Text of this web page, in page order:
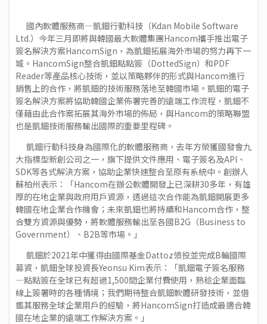
國內軟體服務商—凱鈿行動科技 （Kdan Mobile Software
Ltd.）今年三月即將與韓國最大軟體集團Hancom攜手推出電子
簽名解決方案HancomSign，為凱鈿拓展海外市場的努力再下一
城。HancomSign整合凱鈿點點簽 （DottedSign）和PDF
Reader等產品核心技術，並以策略夥伴的形式與Hancom進行
銷售上的合作，將凱鈿的技術服務落地至韓國市場。凱鈿的電子
簽名解決方案將協助韓國企業佈署完善的遠端工作流程，凱鈿不
僅藉由此合作案拓展其海外市場的佈局，與Hancom的策略聯盟
也是凱鈿技術服務輸出國際的重要里程碑。
凱鈿行動科技身為國際化的軟體服務商，去年方榮獲國發會九
大指標型新創公司之一，旗下提供文件應用、電子簽名及API、
SDK等各式解決方案，協助企業快速整合至原有系統中。創辦人
蘇柏州表示：「Hancom在辦公軟體開發上已深耕30多年，有雄
厚的在地企業與政府用戶資源，透過這次合作能為凱鈿開展更多
韓國在地企業合作機會；未來凱鈿也將持續和Hancom合作，整
合雙方資源與優勢，將軟體服務輸出至各國B2G（Business to
Government）、B2B等市場。」
凱鈿於2021年中獲得由國際基金Dattoz領投並完成B輪國際
募資，凱鈿全球投資長Yeonsu Kim表示：「凱鈿電子簽名服務
—點點簽在全球已有超過1,500間企業付費使用，熟稔企業面臨
線上簽署時的各種情境；我們期待整合凱鈿軟體研發技術，並借
鑑其服務全球企業用戶的經驗，將HancomSign打造成最適合韓
國在地企業的遠端工作解決方案。」